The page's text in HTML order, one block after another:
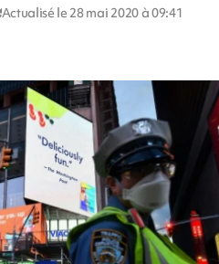
Actualisé le 28 mai 2020 à 09:41